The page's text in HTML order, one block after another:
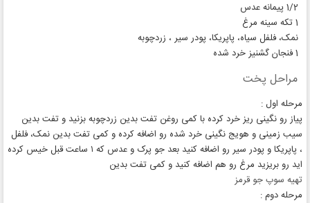
1/2 پیمانه عدس
1 تکه سینه مرغ
نمک، فلفل سیاه، پاپریکا، پودر سیر ، زردچوبه
1 فنجان گشنیز خرد شده
مراحل پخت
مرحله اول :
پیاز رو نگینی ریز خرد کرده با کمی روغن تفت بدین زردچوبه بزنید و تفت بدین
سیب زمینی و هویج نگینی خرد شده رو اضافه کرده و کمی تفت بدین نمک، فلفل
، پاپریکا و پودر سیر رو اضافه کنید بعد جو پرک و عدس که ۱ ساعت قبل خیس کرده
اید رو بریزید مرغ رو هم اضافه کنید و کمی تفت بدین
تهیه سوپ جو قرمز
مرحله دوم :